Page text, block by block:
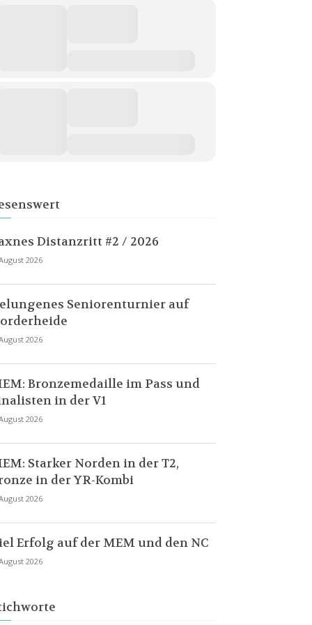
Distanzritt #2 / 2026
2026
Seniorenturnier auf
2026
Bronzemedaille im Pass und
in der V1
2026
Starker Norden in der T2,
in der YR-Kombi
2026
Erfolg auf der MEM und den NC
2026